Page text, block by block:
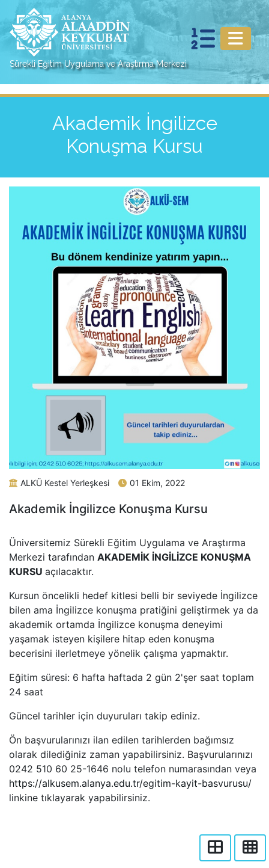
Sürekli Eğitim Uygulama ve Araştırma Merkezi
Akademik İngilizce
Konuşma Kursu
ALKÜ Kestel Yerleşkesi 01 Ekim, 2022
Akademik İngilizce Konuşma Kursu
Üniversitemiz Sürekli Eğitim Uygulama ve Araştırma
Merkezi tarafından AKADEMİK İNGİLİZCE KONUŞMA
KURSU açılacaktır.
Kursun öncelikli hedef kitlesi belli bir seviyede İngilizce
bilen ama İngilizce konuşma pratiğini geliştirmek ya da
akademik ortamda İngilizce konuşma deneyimi
yaşamak isteyen kişilere hitap eden konuşma
becerisini ilerletmeye yönelik çalışma yapmaktır.
Eğitim süresi: 6 hafta haftada 2 gün 2'şer saat toplam
24 saat
Güncel tarihler için duyuruları takip ediniz.
Ön başvurularınızı ilan edilen tarihlerden bağımsız
olarak dilediğiniz zaman yapabilirsiniz. Başvurularınızı
0242 510 60 25-1646 nolu telefon numarasından veya
https://alkusem.alanya.edu.tr/egitim-kayit-basvurusu/
linkine tıklayarak yapabilirsiniz.